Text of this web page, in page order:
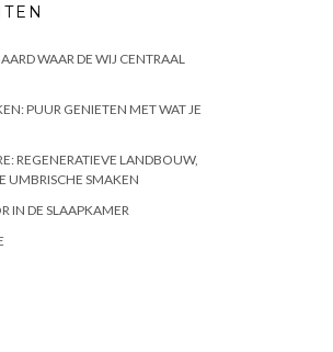
WAAR DE WIJ CENTRAAL
PUUR GENIETEN MET WAT JE
REGENERATIEVE LANDBOUW,
UMBRISCHE SMAKEN
IN DE SLAAPKAMER